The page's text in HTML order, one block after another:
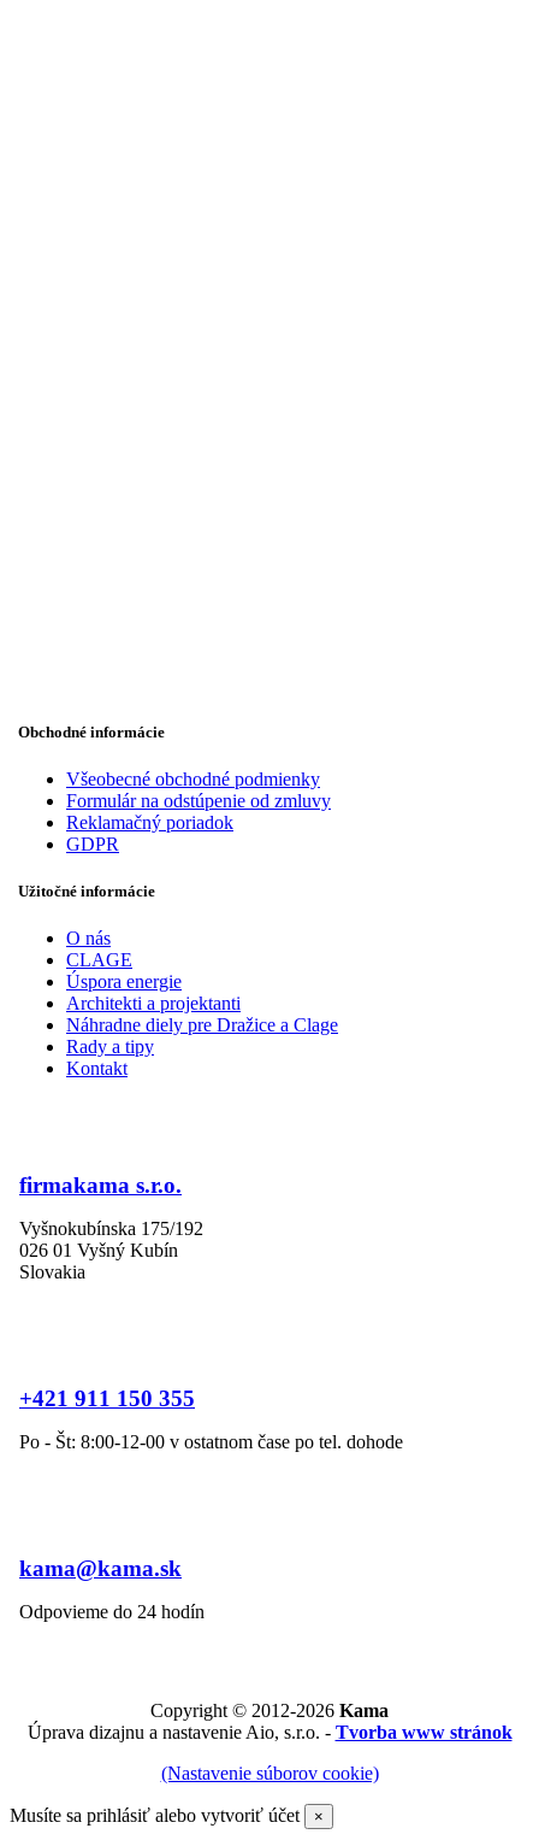
Obchodné informácie
Všeobecné obchodné podmienky
Formulár na odstúpenie od zmluvy
Reklamačný poriadok
GDPR
Užitočné informácie
O nás
CLAGE
Úspora energie
Architekti a projektanti
Náhradne diely pre Dražice a Clage
Rady a tipy
Kontakt
firmakama s.r.o.
Vyšnokubínska 175/192
026 01 Vyšný Kubín
Slovakia
+421 911 150 355
Po - Št: 8:00-12-00 v ostatnom čase po tel. dohode
kama@kama.sk
Odpovieme do 24 hodín
Copyright © 2012-2026 Kama
Úprava dizajnu a nastavenie Aio, s.r.o. - Tvorba www stránok
(Nastavenie súborov cookie)
Musíte sa prihlásiť alebo vytvoriť účet ×